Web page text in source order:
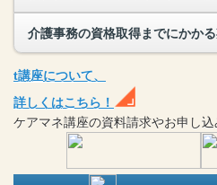
介護事務の資格取得までにかか
t講座について、
詳しくはこちら！
ケアマネ講座の資料請求やお申し込